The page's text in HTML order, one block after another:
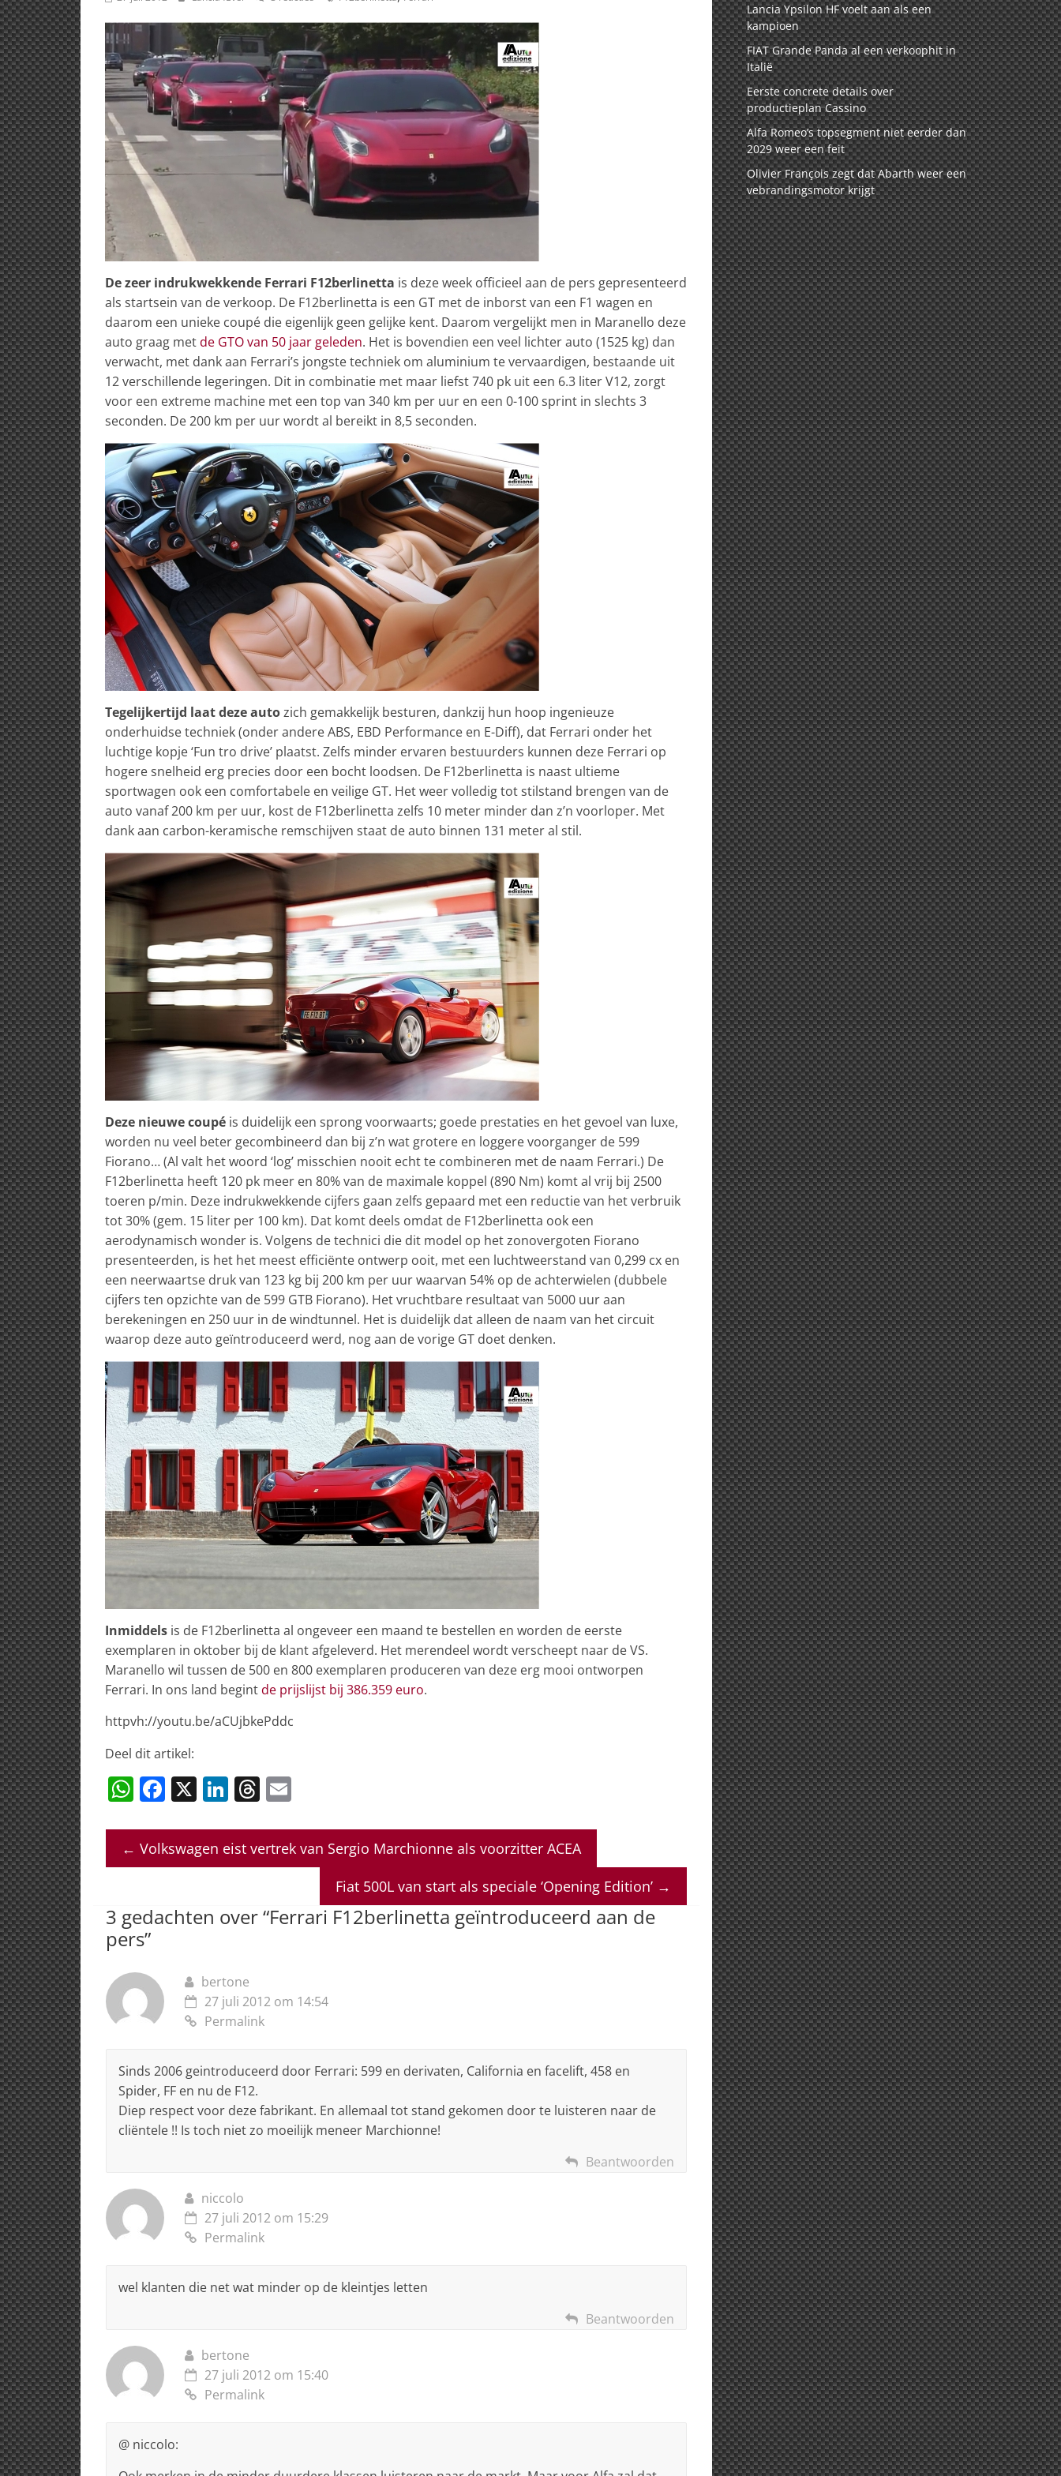
De zeer indrukwekkende Ferrari F12berlinetta is deze week officieel aan de pers gepresenteerd
als startsein van de verkoop. De F12berlinetta is een GT met de inborst van een F1 wagen en
daarom een unieke coupé die eigenlijk geen gelijke kent. Daarom vergelijkt men in Maranello deze
auto graag metde GTO van 50 jaar geleden. Het is bovendien een veel lichter auto (1525 kg) dan
verwacht, met dank aan Ferrari’s jongste techniek om aluminium te vervaardigen, bestaande uit
12 verschillende legeringen. Dit in combinatie met maar liefst 740 pk uit een 6.3 liter V12, zorgt
voor een extreme machine met een top van 340 km per uur en een 0-100 sprint in slechts 3
seconden. De 200 km per uur wordt al bereikt in 8,5 seconden.
Tegelijkertijd laat deze autozich gemakkelijk besturen, dankzij hun hoop ingenieuze
onderhuidse techniek (onder andere ABS, EBD Performance en E-Diff), dat Ferrari onder het
luchtige kopje ‘Fun tro drive’ plaatst. Zelfs minder ervaren bestuurders kunnen deze Ferrari op
hogere snelheid erg precies door een bocht loodsen. De F12berlinetta is naast ultieme
sportwagen ook een comfortabele en veilige GT. Het weer volledig tot stilstand brengen van de
auto vanaf 200 km per uur, kost de F12berlinetta zelfs 10 meter minder dan z’n voorloper. Met
dank aan carbon-keramische remschijven staat de auto binnen 131 meter al stil.
Deze nieuwe coupé is duidelijk een sprong voorwaarts; goede prestaties en het gevoel van luxe,
worden nu veel beter gecombineerd dan bij z’n wat grotere en loggere voorganger de 599
Fiorano… (Al valt het woord ‘log’ misschien nooit echt te combineren met de naam Ferrari.) De
F12berlinetta heeft 120 pk meer en 80% van de maximale koppel (890 Nm) komt al vrij bij 2500
toeren p/min. Deze indrukwekkende cijfers gaan zelfs gepaard met een reductie van het verbruik
tot 30% (gem. 15 liter per 100 km). Dat komt deels omdat de F12berlinetta ook een
aerodynamisch wonder is. Volgens de technici die dit model op het zonovergoten Fiorano
presenteerden, is het het meest efficiënte ontwerp ooit, met een luchtweerstand van 0,299 cx en
een neerwaartse druk van 123 kg bij 200 km per uur waarvan 54% op de achterwielen (dubbele
cijfers ten opzichte van de 599 GTB Fiorano). Het vruchtbare resultaat van 5000 uur aan
berekeningen en 250 uur in de windtunnel. Het is duidelijk dat alleen de naam van het circuit
waarop deze auto geïntroduceerd werd, nog aan de vorige GT doet denken.
Inmiddels is de F12berlinetta al ongeveer een maand te bestellen en worden de eerste
exemplaren in oktober bij de klant afgeleverd. Het merendeel wordt verscheept naar de VS.
Maranello wil tussen de 500 en 800 exemplaren produceren van deze erg mooi ontworpen
Ferrari. In ons land begintde prijslijst bij 386.359 euro.
httpvh://youtu.be/aCUjbkePddc
Deel dit artikel:
W
at
s
p
p
F
c
e
o
X Li
k
e
n
T
re
a
s
ai
l
← Volkswagen eist vertrek van Sergio Marchionne als voorzitter ACEA
Fiat 500L van start als speciale ‘Opening Edition’ →
3 gedachten over “Ferrari F12berlinetta geïntroduceerd aan de
pers”
bertone
27 juli 2012 om 14:54
Permalink
Sinds 2006 geintroduceerd door Ferrari: 599 en derivaten, California en facelift, 458 en
Spider, FF en nu de F12.
Diep respect voor deze fabrikant. En allemaal tot stand gekomen door te luisteren naar de
cliëntele !! Is toch niet zo moeilijk meneer Marchionne!
Beantwoorden
niccolo
27 juli 2012 om 15:29
Permalink
wel klanten die net wat minder op de kleintjes letten
Beantwoorden
bertone
27 juli 2012 om 15:40
Permalink
@ niccolo:
Lancia Ypsilon HF voelt aan als een
kampioen
FIAT Grande Panda al een verkoophit in
Italië
Eerste concrete details over
productieplan Cassino
Alfa Romeo’s topsegment niet eerder dan
2029 weer een feit
Olivier François zegt dat Abarth weer een
vebrandingsmotor krijgt